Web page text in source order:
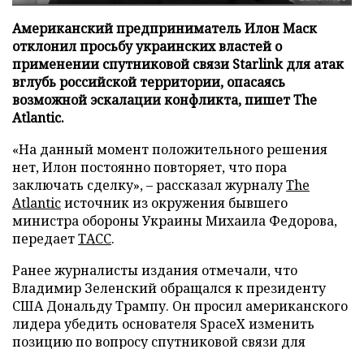
Американский предприниматель Илон Маск
отклонил просьбу украинских властей о
применении спутниковой связи Starlink для атак
вглубь российской территории, опасаясь
возможной эскалации конфликта, пишет The
Atlantic.
«На данный момент положительного решения
нет, Илон постоянно повторяет, что пора
заключать сделку», – рассказал журналуThe
Atlanticисточник из окружения бывшего
министра обороны Украины Михаила Федорова,
передаетТАСС.
Ранее журналисты издания отмечали, что
Владимир Зеленский обращался к президенту
США Дональду Трампу. Он просил американского
лидера убедить основателя SpaceX изменить
позицию по вопросу спутниковой связи для